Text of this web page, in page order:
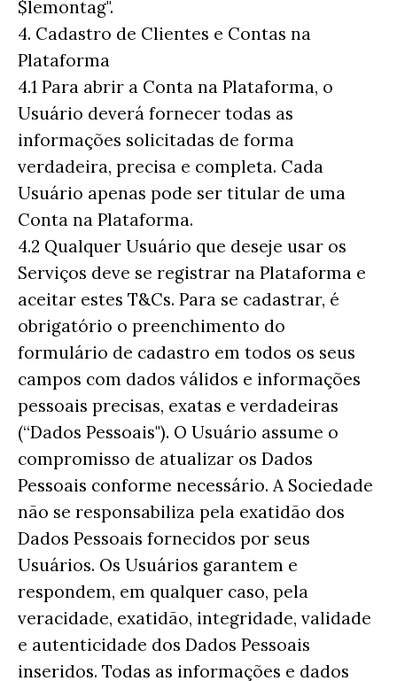
$lemontag".
4. Cadastro de Clientes e Contas na
Plataforma
4.1 Para abrir a Conta na Plataforma, o
Usuário deverá fornecer todas as
informações solicitadas de forma
verdadeira, precisa e completa. Cada
Usuário apenas pode ser titular de uma
Conta na Plataforma.
4.2 Qualquer Usuário que deseje usar os
Serviços deve se registrar na Plataforma e
aceitar estes T&Cs. Para se cadastrar, é
obrigatório o preenchimento do
formulário de cadastro em todos os seus
campos com dados válidos e informações
pessoais precisas, exatas e verdadeiras
(“Dados Pessoais"). O Usuário assume o
compromisso de atualizar os Dados
Pessoais conforme necessário. A Sociedade
não se responsabiliza pela exatidão dos
Dados Pessoais fornecidos por seus
Usuários. Os Usuários garantem e
respondem, em qualquer caso, pela
veracidade, exatidão, integridade, validade
e autenticidade dos Dados Pessoais
inseridos. Todas as informações e dados